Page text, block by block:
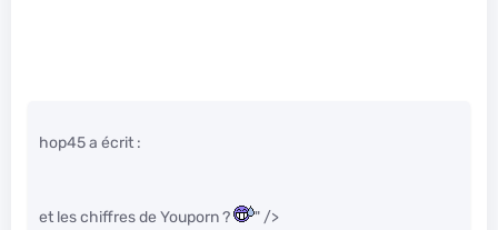
hop45 a écrit :
et les chiffres de Youporn ? " />